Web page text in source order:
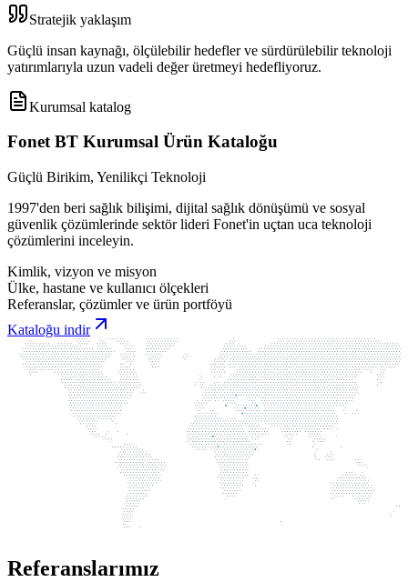
Stratejik yaklaşım
Güçlü insan kaynağı, ölçülebilir hedefler ve sürdürülebilir teknoloji
yatırımlarıyla uzun vadeli değer üretmeyi hedefliyoruz.
Kurumsal katalog
Fonet BT Kurumsal Ürün Kataloğu
Güçlü Birikim, Yenilikçi Teknoloji
1997'den beri sağlık bilişimi, dijital sağlık dönüşümü ve sosyal
güvenlik çözümlerinde sektör lideri Fonet'in uçtan uca teknoloji
çözümlerini inceleyin.
Kimlik, vizyon ve misyon
Ülke, hastane ve kullanıcı ölçekleri
Referanslar, çözümler ve ürün portföyü
Kataloğu indir
Referanslarımız